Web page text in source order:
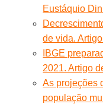
Eustáquio
de vida.
IBGE
2021. Artigo
As projeções
população